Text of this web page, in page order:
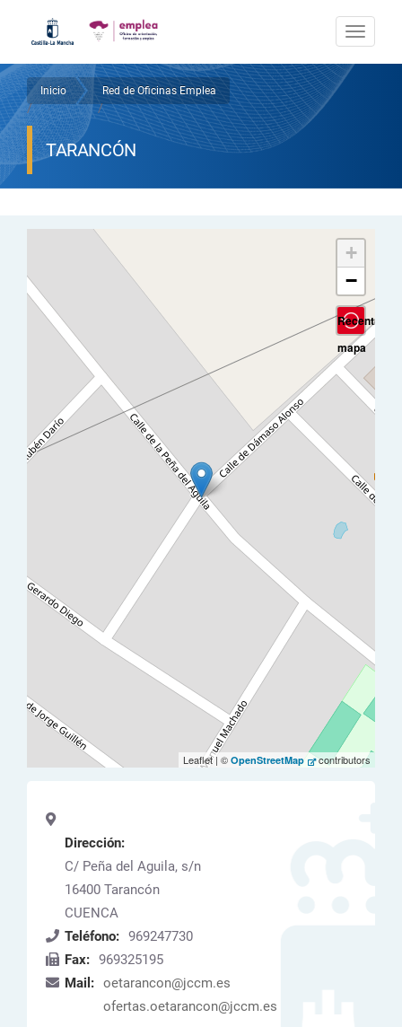
principal
Sobrescribir
enlaces
a
navegación
Inicio
/
Red de Oficinas Emplea
/
TARANCÓN
+
−
Recentrar
mapa
Leaflet | © OpenStreetMap contributors
Dirección:
C/ Peña del Aguila, s/n
16400 Tarancón
CUENCA
Teléfono: 969247730
Fax: 969325195
Mail: oetarancon@jccm.es
ofertas.oetarancon@jccm.es